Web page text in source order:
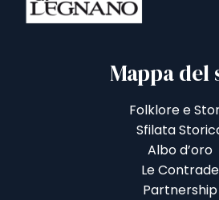
Mappa del
Folklore e
Sfilata
Albo d’oro
Le Contrade
Partnership